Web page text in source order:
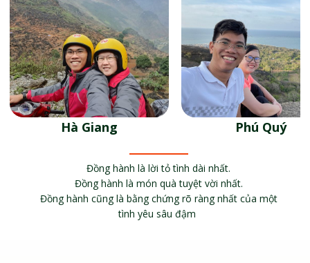
Hà Giang Phú Quý
Đồng hành là lời tỏ tình dài nhất.
Đồng hành là món quà tuyệt vời nhất.
Đồng hành cũng là bằng chứng rõ ràng nhất của một
tình yêu sâu đậm